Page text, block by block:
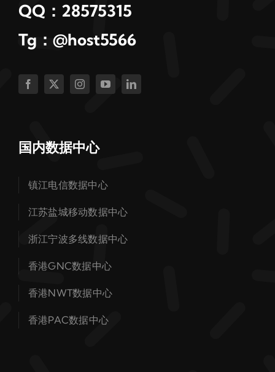
QQ：28575315
Tg：@host5566
国内数据中心
镇江电信数据中心
江苏盐城移动数据中心
浙江宁波多线数据中心
香港GNC数据中心
香港NWT数据中心
香港PAC数据中心